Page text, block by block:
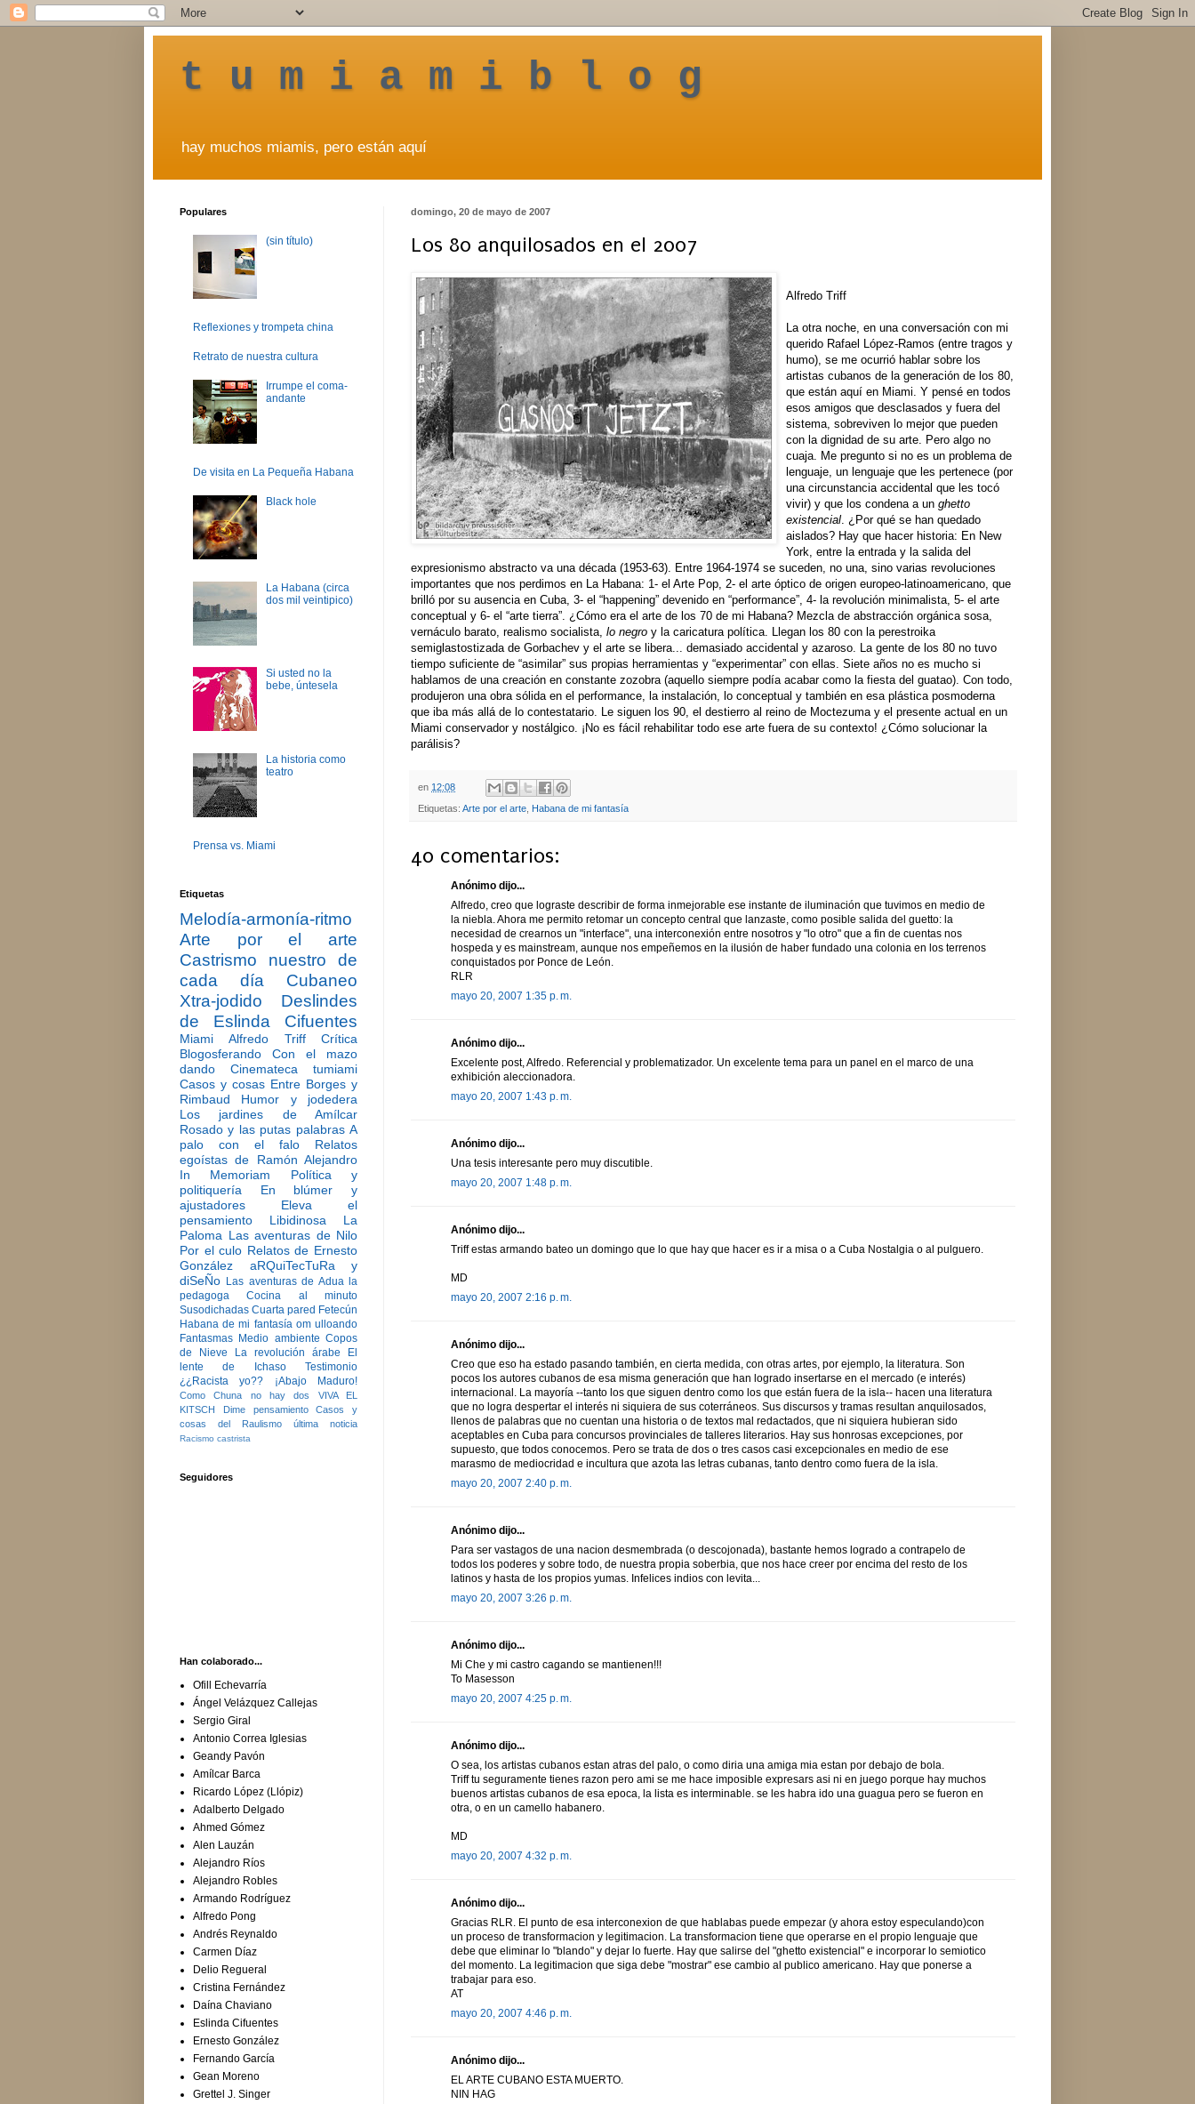
t u m i a m i b l o g
hay muchos miamis, pero están aquí
domingo, 20 de mayo de 2007
Los 80 anquilosados en el 2007
Alfredo Triff
La otra noche, en una conversación con mi
querido Rafael López-Ramos (entre tragos y
humo), se me ocurrió hablar sobre los
artistas cubanos de la generación de los 80,
que están aquí en Miami. Y pensé en todos
esos amigos que desclasados y fuera del
sistema, sobreviven lo mejor que pueden
con la dignidad de su arte. Pero algo no
cuaja. Me pregunto si no es un problema de
lenguaje, un lenguaje que les pertenece (por
una circunstancia accidental que les tocó
vivir) y que los condena a un ghetto
existencial . ¿Por qué se han quedado
aislados? Hay que hacer historia: En New
York, entre la entrada y la salida del
expresionismo abstracto va una década (1953-63). Entre 1964-1974 se suceden, no una, sino varias revoluciones
importantes que nos perdimos en La Habana: 1- el Arte Pop, 2- el arte óptico de origen europeo-latinoamericano, que
brilló por su ausencia en Cuba, 3- el “happening” devenido en “performance”, 4- la revolución minimalista, 5- el arte
conceptual y 6- el “arte tierra”. ¿Cómo era el arte de los 70 de mi Habana? Mezcla de abstracción orgánica sosa,
vernáculo barato, realismo socialista, lo negro y la caricatura política. Llegan los 80 con la perestroika
semiglastostizada de Gorbachev y el arte se libera... demasiado accidental y azaroso. La gente de los 80 no tuvo
tiempo suficiente de “asimilar” sus propias herramientas y “experimentar” con ellas. Siete años no es mucho si
hablamos de una creación en constante zozobra (aquello siempre podía acabar como la fiesta del guatao). Con todo,
produjeron una obra sólida en el performance, la instalación, lo conceptual y también en esa plástica posmoderna
que iba más allá de lo contestatario. Le siguen los 90, el destierro al reino de Moctezuma y el presente actual en un
Miami conservador y nostálgico. ¡No es fácil rehabilitar todo ese arte fuera de su contexto! ¿Cómo solucionar la
parálisis?
en 12:08
Etiquetas: Arte por el arte Habana de mi fantasía
40 comentarios:
Anónimo dijo...
Alfredo, creo que lograste describir de forma inmejorable ese instante de iluminación que tuvimos en medio de
la niebla. Ahora me permito retomar un concepto central que lanzaste, como posible salida del guetto: la
necesidad de crearnos un "interface", una interconexión entre nosotros y "lo otro" que a fin de cuentas nos
hospeda y es mainstream, aunque nos empeñemos en la ilusión de haber fundado una colonia en los terrenos
conquistados por Ponce de León.
RLR
mayo 20, 2007 1:35 p. m.
Anónimo dijo...
Excelente post, Alfredo. Referencial y problematizador. Un excelente tema para un panel en el marco de una
exhibición aleccionadora.
mayo 20, 2007 1:43 p. m.
Anónimo dijo...
Una tesis interesante pero muy discutible.
mayo 20, 2007 1:48 p. m.
Anónimo dijo...
Triff estas armando bateo un domingo que lo que hay que hacer es ir a misa o a Cuba Nostalgia o al pulguero.
MD
mayo 20, 2007 2:16 p. m.
Anónimo dijo...
Creo que eso ha estado pasando también, en cierta medida, con otras artes, por ejemplo, la literatura. Son
pocos los autores cubanos de esa misma generación que han logrado insertarse en el mercado (e interés)
internacional. La mayoría --tanto los que siguen dentro como los que están fuera de la isla-- hacen una literatura
que no logra despertar el interés ni siquiera de sus coterráneos. Sus discursos y tramas resultan anquilosados,
llenos de palabras que no cuentan una historia o de textos mal redactados, que ni siquiera hubieran sido
aceptables en Cuba para concursos provinciales de talleres literarios. Hay sus honrosas excepciones, por
supuesto, que todos conocemos. Pero se trata de dos o tres casos casi excepcionales en medio de ese
marasmo de mediocridad e incultura que azota las letras cubanas, tanto dentro como fuera de la isla.
mayo 20, 2007 2:40 p. m.
Anónimo dijo...
Para ser vastagos de una nacion desmembrada (o descojonada), bastante hemos logrado a contrapelo de
todos los poderes y sobre todo, de nuestra propia soberbia, que nos hace creer por encima del resto de los
latinos y hasta de los propios yumas. Infelices indios con levita...
mayo 20, 2007 3:26 p. m.
Anónimo dijo...
Mi Che y mi castro cagando se mantienen!!!
To Masesson
mayo 20, 2007 4:25 p. m.
Anónimo dijo...
O sea, los artistas cubanos estan atras del palo, o como diria una amiga mia estan por debajo de bola.
Triff tu seguramente tienes razon pero ami se me hace imposible expresars asi ni en juego porque hay muchos
buenos artistas cubanos de esa epoca, la lista es interminable. se les habra ido una guagua pero se fueron en
otra, o en un camello habanero.
MD
mayo 20, 2007 4:32 p. m.
Anónimo dijo...
Gracias RLR. El punto de esa interconexion de que hablabas puede empezar (y ahora estoy especulando)con
un proceso de transformacion y legitimacion. La transformacion tiene que operarse en el propio lenguaje que
debe que eliminar lo "blando" y dejar lo fuerte. Hay que salirse del "ghetto existencial" e incorporar lo semiotico
del momento. La legitimacion que siga debe "mostrar" ese cambio al publico americano. Hay que ponerse a
trabajar para eso.
AT
mayo 20, 2007 4:46 p. m.
Anónimo dijo...
EL ARTE CUBANO ESTA MUERTO.
NIN HAG
Populares
(sin título)
Reflexiones y trompeta china
Retrato de nuestra cultura
Irrumpe el coma-
andante
De visita en La Pequeña Habana
Black hole
La Habana (circa
dos mil veintipico)
Si usted no la
bebe, úntesela
La historia como
teatro
Prensa vs. Miami
Etiquetas
Melodía-armonía-ritmo
Arte por el arte
Castrismo nuestro de
cada día
Cubaneo
Xtra-jodido
Deslindes
de Eslinda Cifuentes
Miami Alfredo Triff
Crítica
Blogosferando
Con el mazo
dando
Cinemateca tumiami
Casos y cosas Entre Borges y
Rimbaud
Humor y jodedera
Los jardines de Amílcar
Rosado y las putas palabras A
palo con el falo
Relatos
egoístas de Ramón Alejandro
In Memoriam
Política y
politiquería
En blúmer y
ajustadores
Eleva el
pensamiento
Libidinosa
La
Paloma Las aventuras de Nilo
Por el culo Relatos de Ernesto
González
aRQuiTecTuRa y
diSeÑo Las aventuras de Adua la
pedagoga
Cocina al minuto
Susodichadas Cuarta pared Fetecún
Habana de mi fantasía om ulloando
Fantasmas Medio ambiente Copos
de Nieve
La revolución árabe
El
lente de Ichaso
Testimonio
¿¿Racista yo??
¡Abajo Maduro!
Como Chuna no hay dos
VIVA EL
KITSCH
Dime pensamiento
Casos y
cosas del Raulismo
última noticia
Racismo castrista
Seguidores
Han colaborado...
Ofill Echevarría
Ángel Velázquez Callejas
Sergio Giral
Antonio Correa Iglesias
Geandy Pavón
Amílcar Barca
Ricardo López (Llópiz)
Adalberto Delgado
Ahmed Gómez
Alen Lauzán
Alejandro Ríos
Alejandro Robles
Armando Rodríguez
Alfredo Pong
Andrés Reynaldo
Carmen Díaz
Delio Regueral
Cristina Fernández
Daína Chaviano
Eslinda Cifuentes
Ernesto González
Fernando García
Gean Moreno
Grettel J. Singer